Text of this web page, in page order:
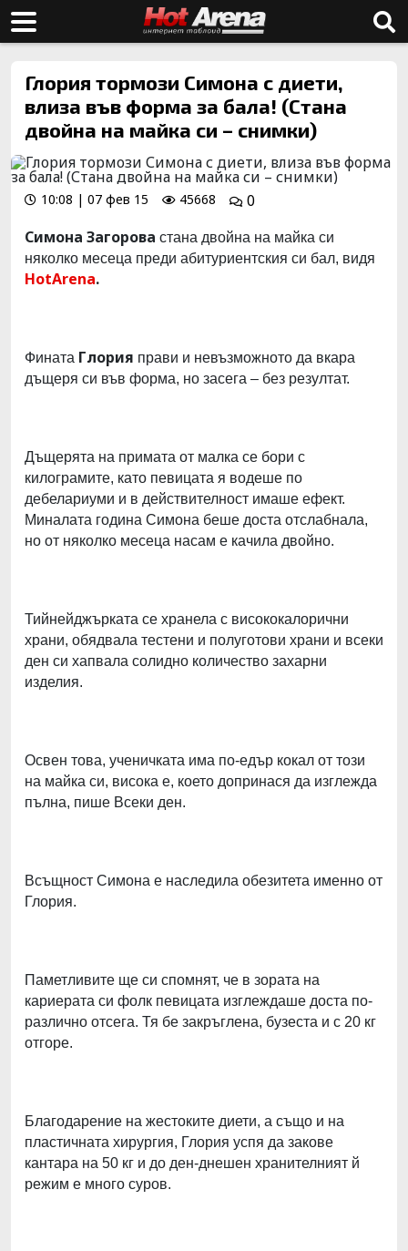
Глория тормози Симона с диети,
влиза във форма за бала! (Стана
двойна на майка си – снимки)
10:08 | 07 фев 15 45668
0
Симона Загорова стана двойна на майка си
няколко месеца преди абитуриентския си бал, видя
HotArena.
Фината Глория прави и невъзможното да вкара
дъщеря си във форма, но засега – без резултат.
Дъщерята на примата от малка се бори с
килограмите, като певицата я водеше по
дебелариуми и в действителност имаше ефект.
Миналата година Симона беше доста отслабнала,
но от няколко месеца насам е качила двойно.
Тийнейджърката се хранела с висококалорични
храни, обядвала тестени и полуготови храни и всеки
ден си хапвала солидно количество захарни
изделия.
Освен това, ученичката има по-едър кокал от този
на майка си, висока е, което допринася да изглежда
пълна, пише Всеки ден.
Всъщност Симона е наследила обезитета именно от
Глория.
Паметливите ще си спомнят, че в зората на
кариерата си фолк певицата изглеждаше доста по-
различно отсега. Тя бе закръглена, бузеста и с 20 кг
отгоре.
Благодарение на жестоките диети, а също и на
пластичната хирургия, Глория успя да закове
кантара на 50 кг и до ден-днешен хранителният й
режим е много суров.